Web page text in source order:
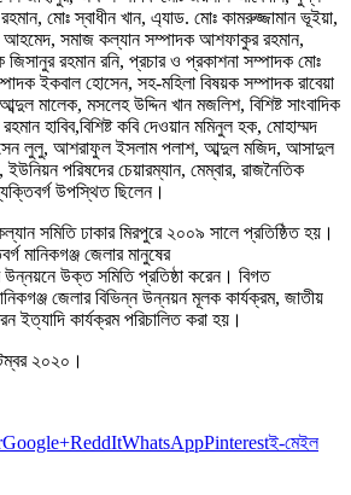
মোঃ স্বাধীন খান, এ্যাড. মোঃ কামরুজ্জামান ভূইয়া,
আহমেদ, সমাজ কল্যান সম্পাদক আশফাকুর রহমান,
রহমান রনি, প্রচার ও প্রকাশনা সম্পাদক মোঃ
ইকবাল হোসেন, সহ-মহিলা বিষয়ক সম্পাদক রাবেয়া
মালেক, মসলেহ উদ্দিন খান মজলিশ, বিশিষ্ট সাংবাদিক
হাবিব,বিশিষ্ট কবি দেওয়ান মমিনুল হক, মোহাম্মদ
লুলু, আশরাফুল ইসলাম পলাশ, আব্দুল মজিদ, আসাদুল
পরিষদের চেয়ারম্যান, মেম্বার, রাজনৈতিক
উপস্থিত ছিলেন।
সমিতি ঢাকার মিরপুরে ২০০৯ সালে প্রতিষ্ঠিত হয়।
মানিকগঞ্জ জেলার মানুষের
উন্নয়নে উক্ত সমিতি প্রতিষ্ঠা করেন। বিগত
জেলার বিভিন্ন উন্নয়ন মূলক কার্যক্রম, জাতীয়
ইত্যাদি কার্যক্রম পরিচালিত করা হয়।
২০২০।
Google+ReddItWhatsAppPinterestই-মেইল